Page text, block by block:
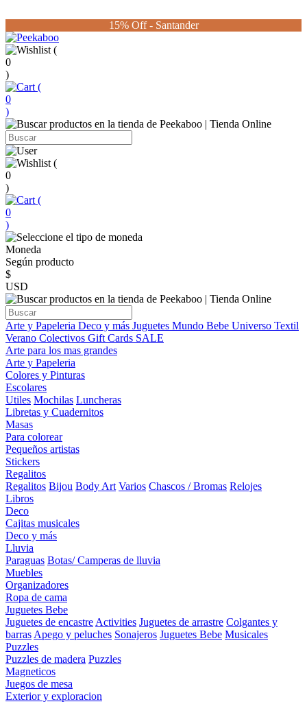
15% Off - Santander
(
0
)
(
0
)
(
0
)
(
0
)
Moneda
Según producto
$
USD
Arte y Papeleria Deco y más Juguetes Mundo Bebe Universo Textil
Verano Colectivos Gift Cards SALE
Arte para los mas grandes
Arte y Papeleria
Colores y Pinturas
Escolares
Utiles Mochilas Luncheras
Libretas y Cuadernitos
Masas
Para colorear
Pequeños artistas
Stickers
Regalitos
Regalitos Bijou Body Art Varios Chascos / Bromas Relojes
Libros
Deco
Cajitas musicales
Deco y más
Lluvia
Paraguas Botas/ Camperas de lluvia
Muebles
Organizadores
Ropa de cama
Juguetes Bebe
Juguetes de encastre Activities Juguetes de arrastre Colgantes y
barras Apego y peluches Sonajeros Juguetes Bebe Musicales
Puzzles
Puzzles de madera Puzzles
Magneticos
Juegos de mesa
Exterior y exploracion